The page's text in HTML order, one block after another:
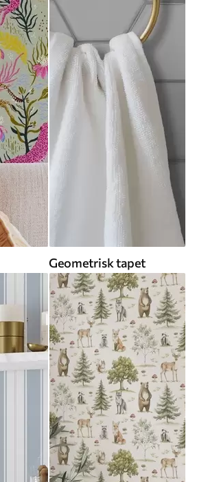
Geometrisk tapet